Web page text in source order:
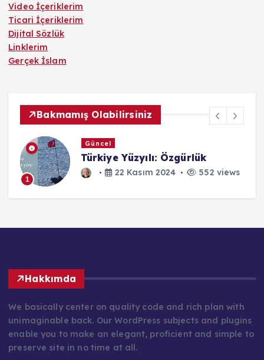
Video İçeriklerim
Ticari İçeriklerim
Dijital Sözlük
Linklerim
Gerçek İslam
Bakmamış Olabilirsiniz
1
Dijital Ansiklopedi
Türkiye Kızılay Derneği Tüzüğü
4 Temmuz 2023
Hakkımda
We basically center on quality code and rich plan with
unimaginable back. Our WordPress subjects and plugins
enable you to make an elegant, proficient and simple to
preserve site in no time at all.